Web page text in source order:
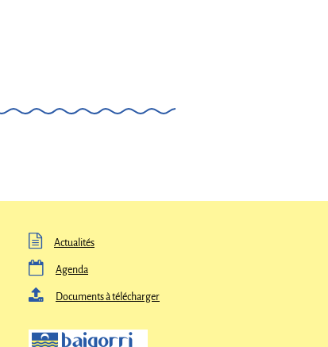
 Actualités
 Agenda
 Documents à télécharger